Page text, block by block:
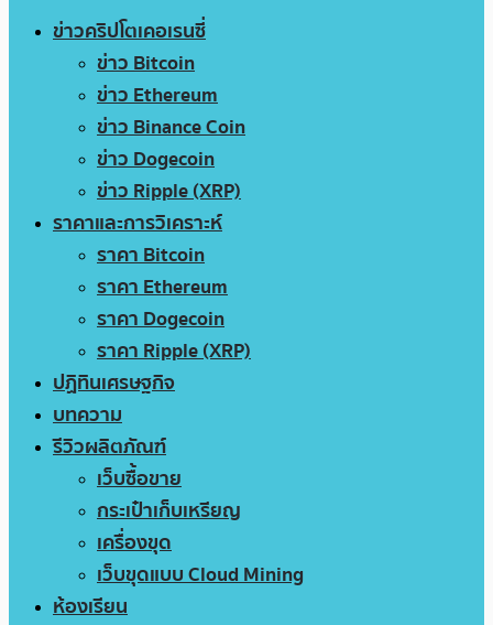
ข่าวคริปโตเคอเรนซี่
ข่าว Bitcoin
ข่าว Ethereum
ข่าว Binance Coin
ข่าว Dogecoin
ข่าว Ripple (XRP)
ราคาและการวิเคราะห์
ราคา Bitcoin
ราคา Ethereum
ราคา Dogecoin
ราคา Ripple (XRP)
ปฏิทินเศรษฐกิจ
บทความ
รีวิวผลิตภัณฑ์
เว็บซื้อขาย
กระเป๋าเก็บเหรียญ
เครื่องขุด
เว็บขุดแบบ Cloud Mining
ห้องเรียน